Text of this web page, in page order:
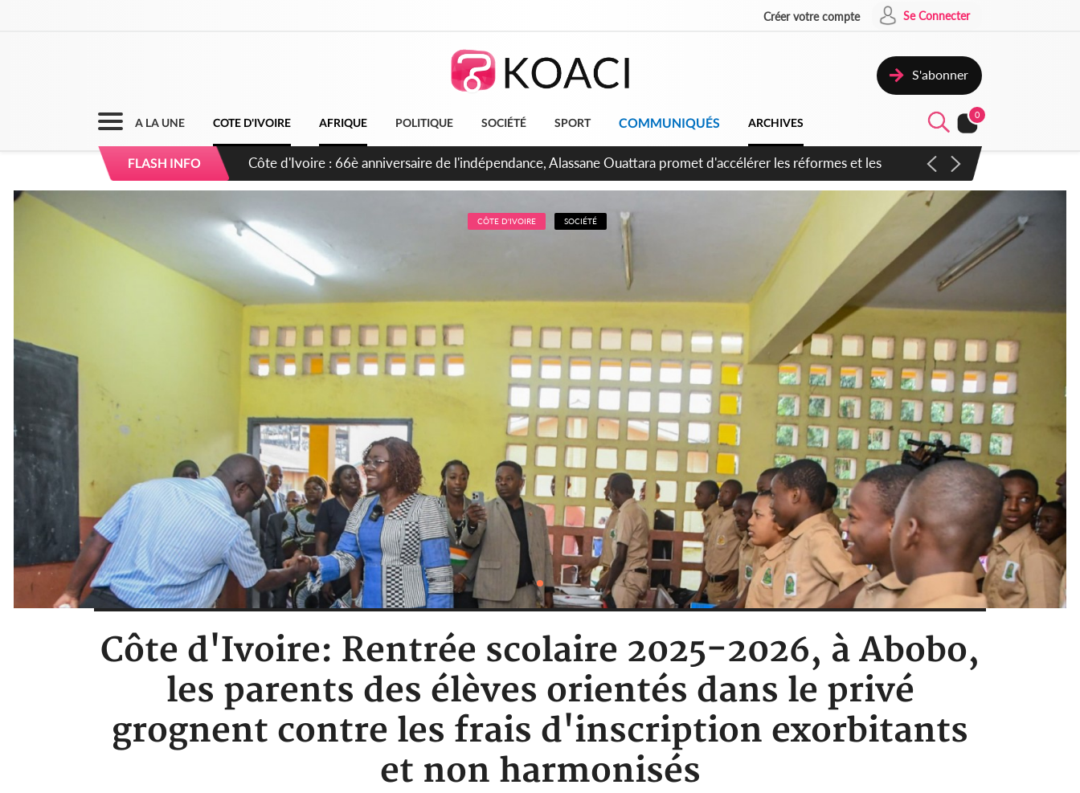
Créer votre compte Se Connecter
S'abonner
A LA UNE COTE D'IVOIRE AFRIQUE POLITIQUE SOCIÉTÉ SPORT COMMUNIQUÉS ARCHIVES
0
FLASH INFO
Côte d'Ivoire : À Abidjan, Amadou Oury Bah admire le modèle ivoirien et veut s'en inspirer pour accélérer le
développement de la Guinée
CÔTE D'IVOIRE SOCIÉTÉ
Côte d'Ivoire: Rentrée scolaire 2025-2026, à Abobo,
les parents des élèves orientés dans le privé
grognent contre les frais d'inscription exorbitants
et non harmonisés